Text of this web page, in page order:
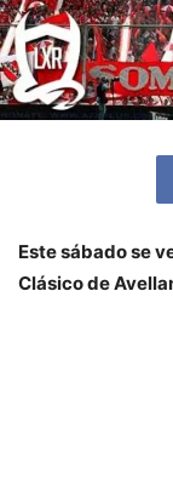
Este sábado se
Clásico de